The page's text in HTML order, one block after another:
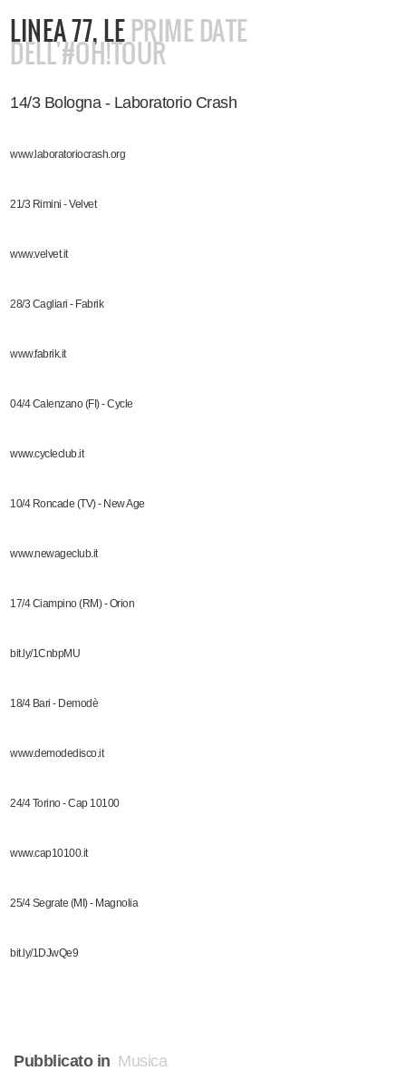
LINEA 77, LE PRIME DATE
DELL'#OH!TOUR
14/3 Bologna - Laboratorio Crash
www.laboratoriocrash.org
21/3 Rimini - Velvet
www.velvet.it
28/3 Cagliari - Fabrik
www.fabrik.it
04/4 Calenzano (FI) - Cycle
www.cycleclub.it
10/4 Roncade (TV) - New Age
www.newageclub.it
17/4 Ciampino (RM) - Orion
bit.ly/1CnbpMU
18/4 Bari - Demodè
www.demodedisco.it
24/4 Torino - Cap 10100
www.cap10100.it
25/4 Segrate (MI) - Magnolia
bit.ly/1DJwQe9
Pubblicato in Musica